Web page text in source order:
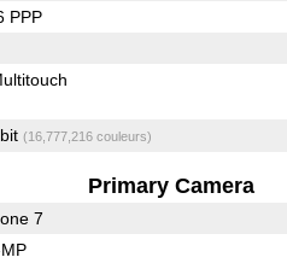
PPP
(16,777,216 couleurs)
Primary Camera
7